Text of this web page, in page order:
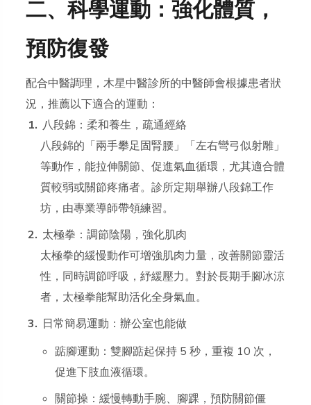
二、科學運動：強化體質，
預防復發
配合中醫調理，木星中醫診所的中醫師會根據患者狀
況，推薦以下適合的運動：
八段錦：柔和養生，疏通經絡
八段錦的「兩手攀足固腎腰」「左右彎弓似射雕」
等動作，能拉伸關節、促進氣血循環，尤其適合體
質較弱或關節疼痛者。診所定期舉辦八段錦工作
坊，由專業導師帶領練習。
太極拳：調節陰陽，強化肌肉
太極拳的緩慢動作可增強肌肉力量，改善關節靈活
性，同時調節呼吸，紓緩壓力。對於長期手腳冰涼
者，太極拳能幫助活化全身氣血。
日常簡易運動：辦公室也能做
踮腳運動：雙腳踮起保持 5 秒，重複 10 次，
促進下肢血液循環。
關節操：緩慢轉動手腕、腳踝，預防關節僵